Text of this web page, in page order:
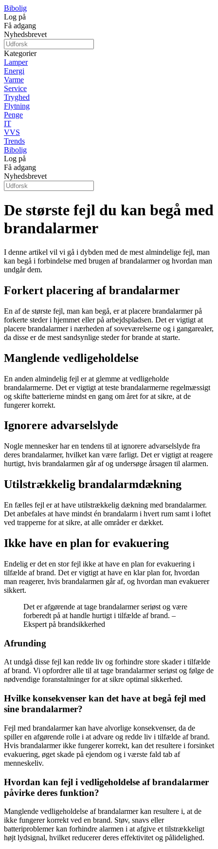
Bibolig
Log på
Få adgang
Nyhedsbrevet
Kategorier
Lamper
Energi
Varme
Service
Tryghed
Flytning
Penge
IT
VVS
Trends
Bibolig
Log på
Få adgang
Nyhedsbrevet
De største fejl du kan begå med
brandalarmer
I denne artikel vil vi gå i dybden med de mest almindelige fejl, man
kan begå i forbindelse med brugen af brandalarmer og hvordan man
undgår dem.
Forkert placering af brandalarmer
En af de største fejl, man kan begå, er at placere brandalarmer på
forkerte steder i hjemmet eller på arbejdspladsen. Det er vigtigt at
placere brandalarmer i nærheden af soveværelserne og i gangarealer,
da disse er de mest sandsynlige steder for brande at starte.
Manglende vedligeholdelse
En anden almindelig fejl er at glemme at vedligeholde
brandalarmerne. Det er vigtigt at teste brandalarmerne regelmæssigt
og skifte batterierne mindst en gang om året for at sikre, at de
fungerer korrekt.
Ignorere advarselslyde
Nogle mennesker har en tendens til at ignorere advarselslyde fra
deres brandalarmer, hvilket kan være farligt. Det er vigtigt at reagere
hurtigt, hvis brandalarmen går af og undersøge årsagen til alarmen.
Utilstrækkelig brandalarmdækning
En fælles fejl er at have utilstrækkelig dækning med brandalarmer.
Det anbefales at have mindst én brandalarm i hvert rum samt i loftet
ved trapperne for at sikre, at alle områder er dækket.
Ikke have en plan for evakuering
Endelig er det en stor fejl ikke at have en plan for evakuering i
tilfælde af brand. Det er vigtigt at have en klar plan for, hvordan
man reagerer, hvis brandalarmen går af, og hvordan man evakuerer
sikkert.
Det er afgørende at tage brandalarmer seriøst og være
forberedt på at handle hurtigt i tilfælde af brand. –
Ekspert på brandsikkerhed
Afrunding
At undgå disse fejl kan redde liv og forhindre store skader i tilfælde
af brand. Vi opfordrer alle til at tage brandalarmer seriøst og følge de
nødvendige foranstaltninger for at sikre optimal sikkerhed.
Hvilke konsekvenser kan det have at begå fejl med
sine brandalarmer?
Fejl med brandalarmer kan have alvorlige konsekvenser, da de
spiller en afgørende rolle i at advare og redde liv i tilfælde af brand.
Hvis brandalarmer ikke fungerer korrekt, kan det resultere i forsinket
evakuering, øget skade på ejendom og i værste fald tab af
menneskeliv.
Hvordan kan fejl i vedligeholdelse af brandalarmer
påvirke deres funktion?
Manglende vedligeholdelse af brandalarmer kan resultere i, at de
ikke fungerer korrekt ved en brand. Støv, snavs eller
batteriproblemer kan forhindre alarmen i at afgive et tilstrækkeligt
højt lydsignal, hvilket reducerer deres effektivitet og pålidelighed.